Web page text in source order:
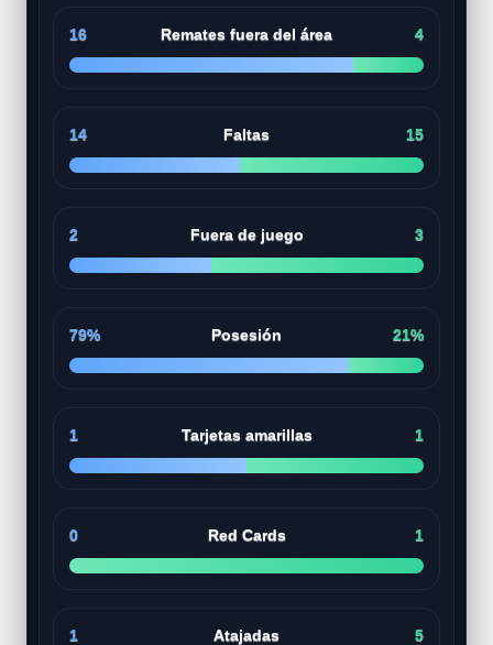
16 Remates fuera del área 4
14 Faltas 15
2 Fuera de juego 3
79% Posesión 21%
1 Tarjetas amarillas 1
0 Red Cards 1
1 Atajadas 5